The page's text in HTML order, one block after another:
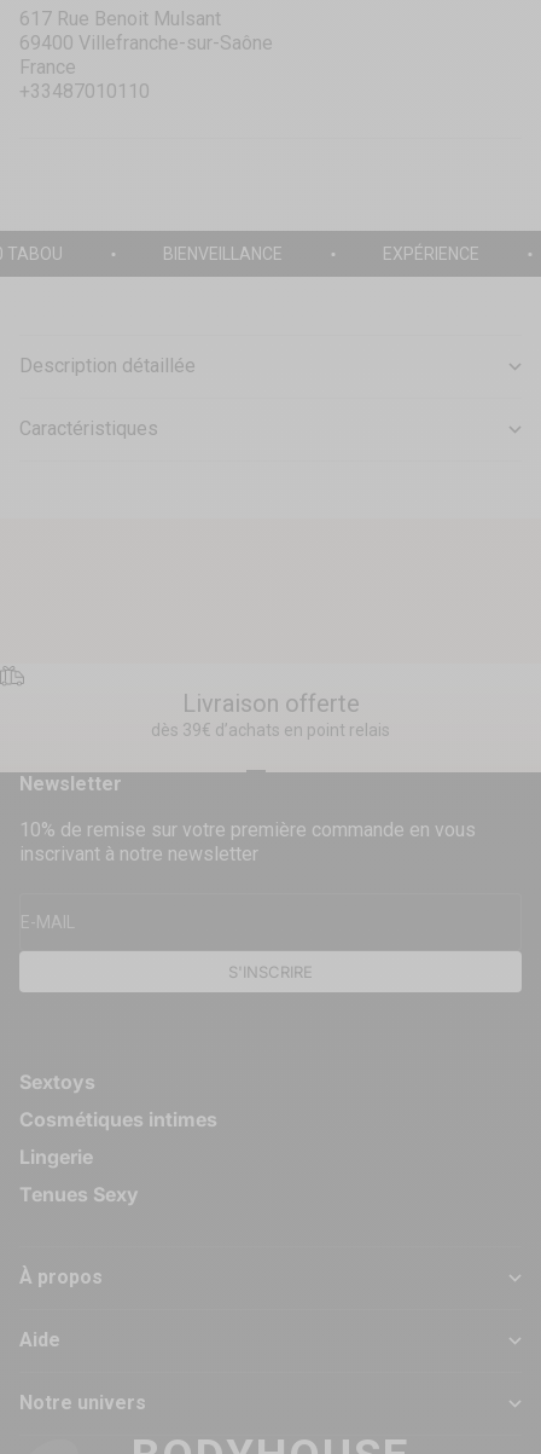
617 Rue Benoit Mulsant
69400 Villefranche-sur-Saône
France
+33487010110
TABOU BIENVEILLANCE EXPÉRIENCE
Description détaillée
Caractéristiques
Livraison offerte
dès 39€ d’achats en point relais
Sextoys
Cosmétiques intimes
Lingerie
Tenues Sexy
À propos
Aide
Notre univers
Newsletter
10% de remise sur votre première commande en vous
inscrivant à notre newsletter
E-MAIL
S'INSCRIRE